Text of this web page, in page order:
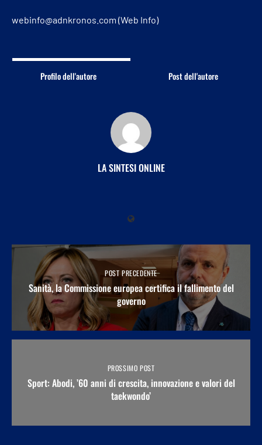
webinfo@adnkronos.com (Web Info)
Profilo dell'autore Post dell'autore
LA SINTESI ONLINE
POST PRECEDENTE
Sanità, la Commissione europea certifica il fallimento del
governo
PROSSIMO POST
Sport: Abodi, ’60 anni di crescita, innovazione e valori del
taekwondo’